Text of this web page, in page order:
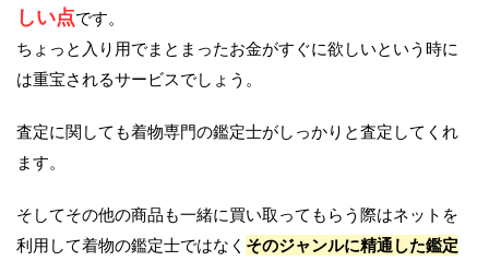
しい点です。
ちょっと入り用でまとまったお金がすぐに欲しいという時に
は重宝されるサービスでしょう。
査定に関しても着物専門の鑑定士がしっかりと査定してくれ
ます。
そしてその他の商品も一緒に買い取ってもらう際はネットを
利用して着物の鑑定士ではなく そのジャンルに精通した鑑定